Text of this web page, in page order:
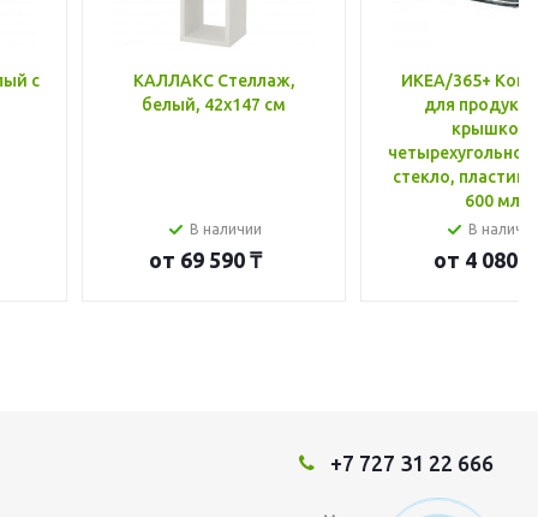
с
КАЛЛАКС Стеллаж,
белый, 42x147 см
В наличии
от 69 590 ₸
ИКЕА/365+
для
крышкой,
стекло, пластик
600 мл
В
от 4 080 ₸
+7 727 31 22 666